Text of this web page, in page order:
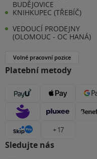
BUDĚJOVICE
KNIHKUPEC (TŘEBÍČ)
VEDOUCÍ PRODEJNY
(OLOMOUC - OC HANÁ)
Volné pracovní pozice
Platební metody
+ 17
Sledujte nás